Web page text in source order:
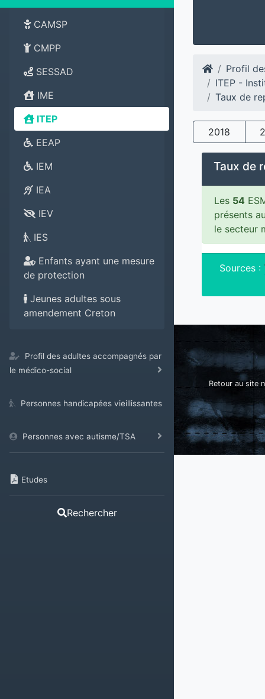
CAMSP
CMPP
SESSAD
IME
ITEP
EEAP
IEM
IEA
IEV
IES
Enfants ayant une mesure
de protection
Jeunes adultes sous
amendement Creton
Profil des adultes accompagnés par
le médico-social
Personnes handicapées vieillissantes
Personnes avec autisme/TSA
Etudes
Rechercher
Profil
ITEP -
Taux de
2018
Taux de
Les 54
présents
le secteur
Sources :
Retour au site